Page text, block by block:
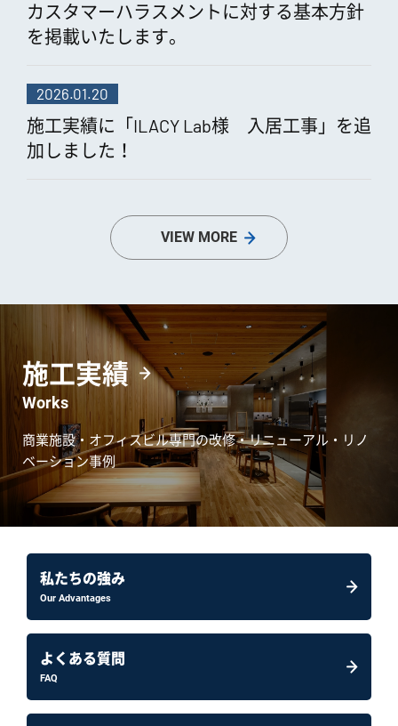
カスタマーハラスメントに対する基本方針
を掲載いたします。
2026.01.20
施工実績に「ILACY Lab様 入居工事」を追
加しました！
VIEW MORE
施工実績
Works
商業施設・オフィスビル専門の改修・リニューアル・リノ
ベーション事例
私たちの強み
Our Advantages
よくある質問
FAQ